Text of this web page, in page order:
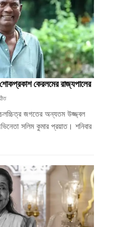
কেরলমের রাজ্যপালের
জগতের অন্যতম উজ্জ্বল
সলিম কুমার প্রয়াত। শনিবার